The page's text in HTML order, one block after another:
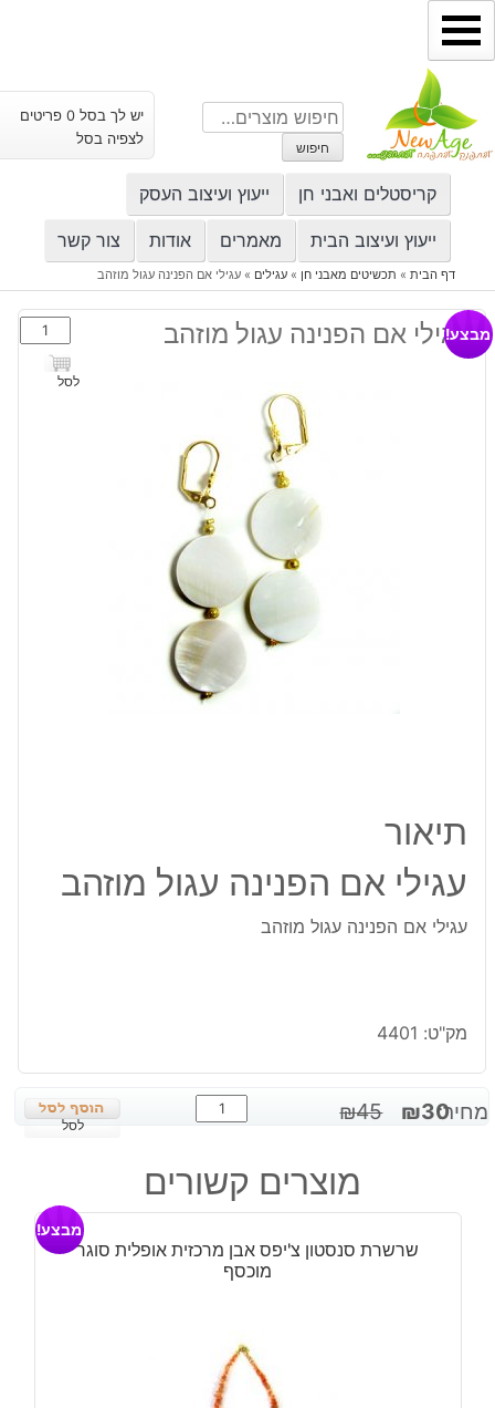
דילוג
לתוכן
חיפוש
עבור:
חיפוש
יש לך בסל 0 פריטים
לצפיה בסל
קריסטלים ואבני חן ייעוץ ועיצוב העסק
ייעוץ ועיצוב הבית מאמרים אודות צור קשר
דף הבית» תכשיטים מאבני חן » עגילים » עגילי אם הפנינה עגול מוזהב
עגילי אם הפנינה עגול מוזהב
כמות
של
עגילי
לסל
מבצע!
תיאור
עגילי אם הפנינה עגול מוזהב
עגילי אם הפנינה עגול מוזהב
מק"ט: 4401
מחיר: ₪45
המחיר
₪30
המחיר
כמות
של
אם
הפנינה
מוזהב
לסל
מוצרים קשורים
שרשרת סנסטון צ'יפס אבן מרכזית אופלית סוגר
מוכסף
מבצע!